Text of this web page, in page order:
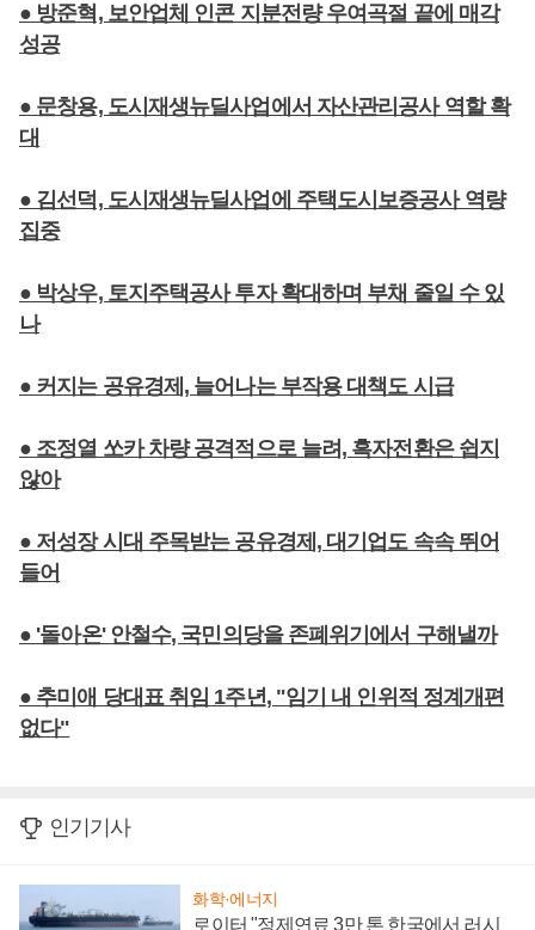
● 방준혁, 보안업체 인콘 지분전량 우여곡절 끝에 매각
성공
● 문창용, 도시재생뉴딜사업에서 자산관리공사 역할 확
대
● 김선덕, 도시재생뉴딜사업에 주택도시보증공사 역량
집중
● 박상우, 토지주택공사 투자 확대하며 부채 줄일 수 있
나
● 커지는 공유경제, 늘어나는 부작용 대책도 시급
● 조정열 쏘카 차량 공격적으로 늘려, 흑자전환은 쉽지
않아
● 저성장 시대 주목받는 공유경제, 대기업도 속속 뛰어
들어
● '돌아온' 안철수, 국민의당을 존폐위기에서 구해낼까
● 추미애 당대표 취임 1주년, "임기 내 인위적 정계개편
없다"
인기기사
화학·에너지
로이터 "정제연료 3만 톤 한국에서 러시